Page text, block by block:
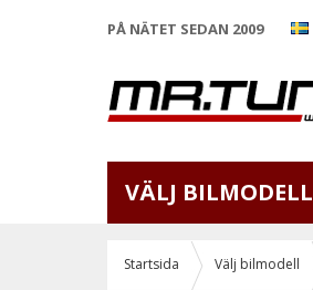
PÅ NÄTET SEDAN 2009
VÄLJ BILMODELL
Startsida Välj bilmodell